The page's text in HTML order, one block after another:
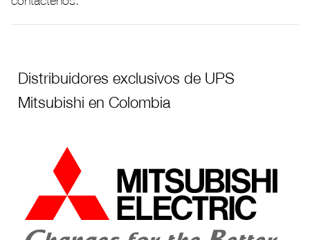
Distribuidores exclusivos de UPS
Mitsubishi en Colombia